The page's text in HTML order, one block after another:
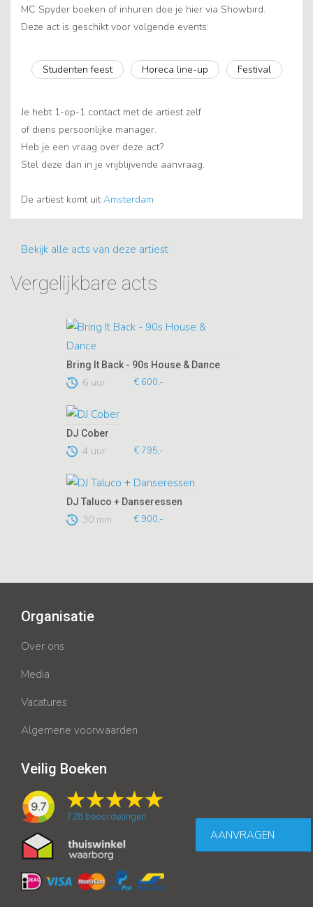
MC Spyder boeken of inhuren doe je hier via Showbird.
Deze act is geschikt voor volgende events:
Studenten feest Horeca line-up Festival
Je hebt 1-op-1 contact met de artiest zelf
of diens persoonlijke manager.
Heb je een vraag over deze act?
Stel deze dan in je vrijblijvende aanvraag.
De artiest komt uitAmsterdam
Bekijk alle acts van deze artiest
Vergelijkbare acts
Bring It Back - 90s House & Dance
6 uur € 600,-
DJ Cober
4 uur € 795,-
DJ Taluco + Danseressen
30 min € 900,-
AANVRAGEN
Organisatie
Over ons
Media
Vacatures
Algemene voorwaarden
Veilig Boeken
9.7
728 beoordelingen